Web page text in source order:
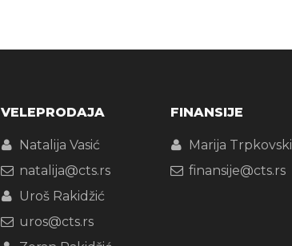
VELEPRODAJA
Natalija Vasić
natalija@cts.rs
Uroš Rakidžić
uros@cts.rs
FINANSIJE
Marija Trpkovski
finansije@cts.rs